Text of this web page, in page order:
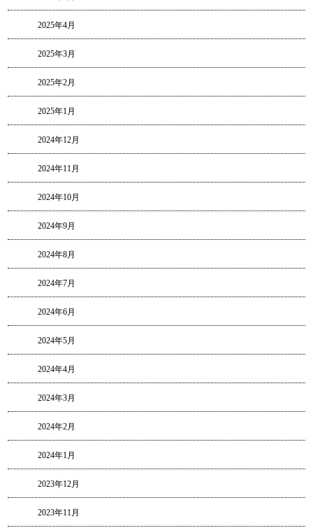
2025年4月
2025年3月
2025年2月
2025年1月
2024年12月
2024年11月
2024年10月
2024年9月
2024年8月
2024年7月
2024年6月
2024年5月
2024年4月
2024年3月
2024年2月
2024年1月
2023年12月
2023年11月